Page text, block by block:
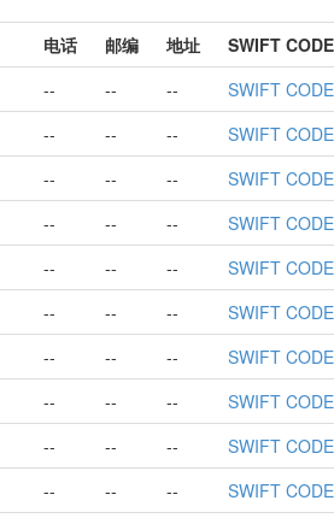
电话 邮编 地址
SWIFT CODE
-- -- --
SWIFT CODE
-- -- --
SWIFT CODE
-- -- --
SWIFT CODE
-- -- --
SWIFT CODE
-- -- --
SWIFT CODE
-- -- --
SWIFT CODE
-- -- --
SWIFT CODE
-- -- --
SWIFT CODE
-- -- --
SWIFT CODE
-- -- --
SWIFT CODE